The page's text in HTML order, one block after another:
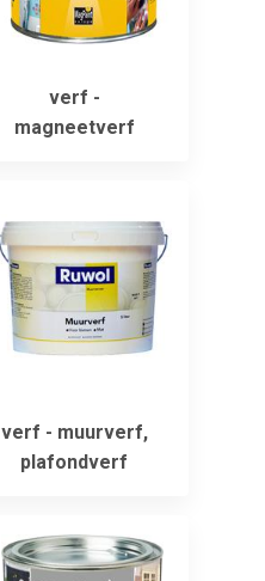
verf -
magneetverf
verf - muurverf,
plafondverf